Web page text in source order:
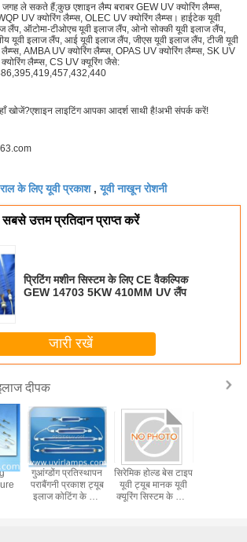
ले सकते हैं;कुछ एशाइन लैम्प बराबर GEW UV क्योरिंग लैम्प्स,
WQP UV क्योरिंग लैम्प्स, OLEC UV क्योरिंग लैम्प्स। हाईटेक यूवी
लैंप, ऑटोमा-टीओएच यूवी इलाज लैंप, ओनो सोक्की यूवी इलाज लैंप,
यूवी इलाज लैंप, आई यूवी इलाज लैंप, जीएस यूवी इलाज लैंप, टीजी यूवी
AMBA UV क्योरिंग लैम्प्स, OPAS UV क्योरिंग लैम्प्स, SK UV
लैम्प्स, CS UV क्यूरिंग जैसे:
खोजें?एशाइन लाइटिंग आपका आदर्श साथी है!अभी संपर्क करें!
राल के लिए यूवी प्रकाश,यूवी नाखून रोशनी
सबसे उत्तम प्रतिदान प्राप्त करें
प्रिटिंग मशीन सिस्टम के लिए CE वैकल्पिक
GEW 14703 5KW 410MM UV लैंप
जारी रखें
दीपक
गुआंग्डोंग प्रतिस्थापन
पराबैंगनी प्रकाश ट्यूब
इलाज कोटिंग के लिए
सिरेमिक होल्ड बेस टाइप
यूवी ट्यूब मानक यूवी
क्यूरिंग सिस्टम के साथ